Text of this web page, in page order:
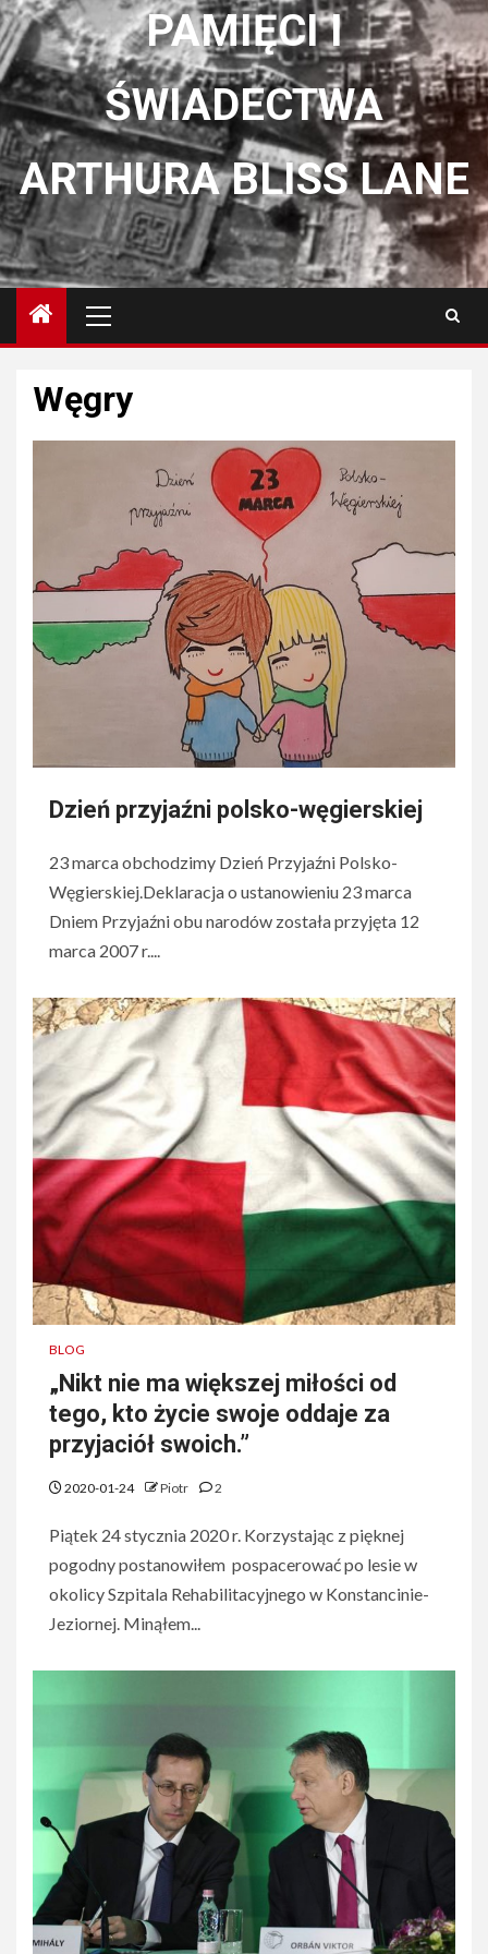
PAMIĘCI I
ŚWIADECTWA
ARTHURA BLISS LANE
główne
Węgry
Dzień przyjaźni polsko-węgierskiej
23 marca obchodzimy Dzień Przyjaźni Polsko-
Węgierskiej.Deklaracja o ustanowieniu 23 marca
Dniem Przyjaźni obu narodów została przyjęta 12
marca 2007 r....
BLOG
„Nikt nie ma większej miłości od
tego, kto życie swoje oddaje za
przyjaciół swoich.”
2020-01-24 Piotr 2
Piątek 24 stycznia 2020 r. Korzystając z pięknej
pogodny postanowiłem pospacerować po lesie w
okolicy Szpitala Rehabilitacyjnego w Konstancinie-
Jeziornej. Minąłem...